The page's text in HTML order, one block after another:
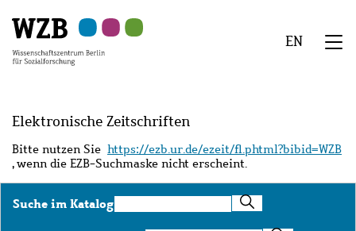
Hauptinhalt
springen
Navigation
springen
Suche
springen
Sekundärnavigation
springen
Fußzeile
springen
EN
Elektronische Zeitschriften
Bitte nutzen Sie https://ezb.ur.de/ezeit/fl.phtml?bibid=WZB
, wenn die EZB-Suchmaske nicht erscheint.
Suche im KatalogSuche
im